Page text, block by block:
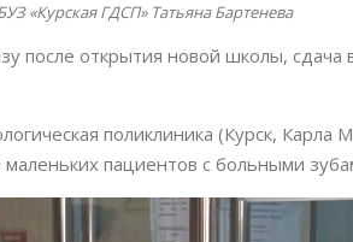
«Курская ГДСП» Татьяна Бартенева
после открытия новой школы, сдача
поликлиника (Курск,
пациентов с больными